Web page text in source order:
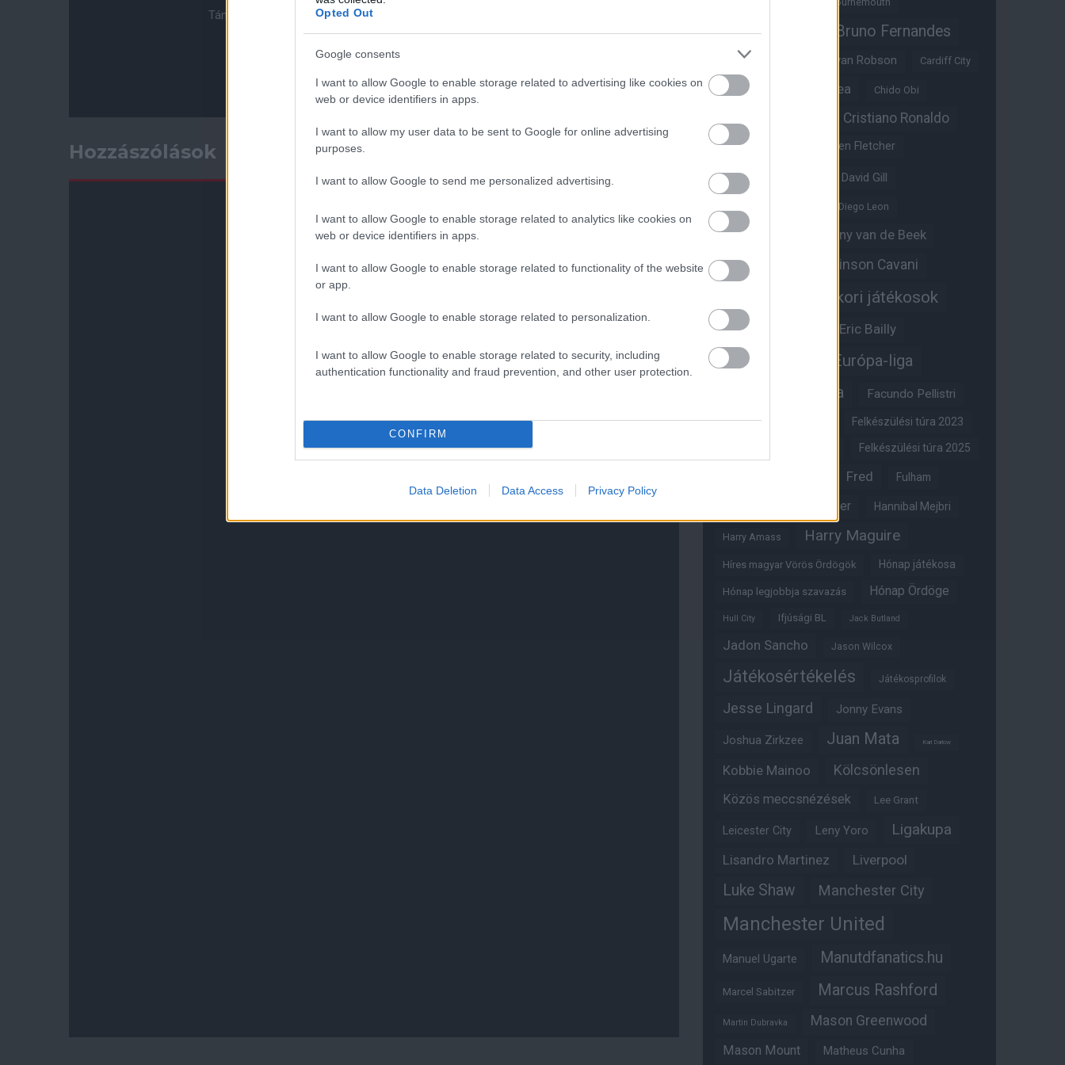
Opted Out
Google consents
I want to allow Google to enable storage related to advertising like cookies on
web or device identifiers in apps.
I want to allow my user data to be sent to Google for online advertising
purposes.
I want to allow Google to send me personalized advertising.
I want to allow Google to enable storage related to analytics like cookies on
web or device identifiers in apps.
I want to allow Google to enable storage related to functionality of the website
or app.
I want to allow Google to enable storage related to personalization.
I want to allow Google to enable storage related to security, including
authentication functionality and fraud prevention, and other user protection.
CONFIRM
Data Deletion Data Access Privacy Policy
Támogasd adományoddal a ManUtdFanatics.hu működését!
Hozzászólások
Brandon Williams Bruno Fernandes
Bryan Mbeumo Bryan Robson Cardiff City
Casemiro Chelsea Chido Obi
Cristiano Ronaldo
Crystal Palace Darren Fletcher
David De Gea David Gill
Diego Leon
Diogo Dalot
Donny van de Beek
Ed Woodward
Edinson Cavani
Egykori játékosok
Érdekességek Eric Bailly
Erik ten Hag Európa-liga
FA-kupa Facundo Pellistri
Felkészülési túra 2022 Felkészülési túra 2023
Felkészülési túra 2025
Fred Fulham
Glazer Hannibal Mejbri
Harry Amass Harry Maguire
Híres magyar Vörös Ördögök Hónap játékosa
Hónap legjobbja szavazás Hónap Ördöge
Hull City Ifjúsági BL Jack Butland
Jadon Sancho Jason Wilcox
Játékosértékelés Játékosprofilok
Jesse Lingard Jonny Evans
Joshua Zirkzee Juan Mata Karl Darlow
Kobbie Mainoo Kölcsönlesen
Közös meccsnézések Lee Grant
Leicester City Leny Yoro Ligakupa
Lisandro Martinez Liverpool
Luke Shaw Manchester City
Manchester United
Manuel Ugarte Manutdfanatics.hu
Marcel Sabitzer Marcus Rashford
Martin Dubravka Mason Greenwood
Mason Mount Matheus Cunha